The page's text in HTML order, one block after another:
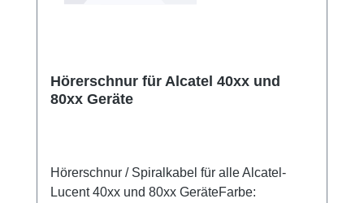
Hörerschnur für Alcatel 40xx und
80xx Geräte
Hörerschnur / Spiralkabel für alle Alcatel-
Lucent 40xx und 80xx GeräteFarbe: